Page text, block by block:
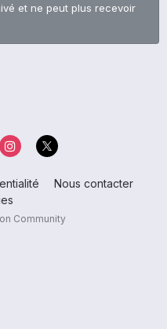
et ne peut plus recevoir
Nous contacter
Community